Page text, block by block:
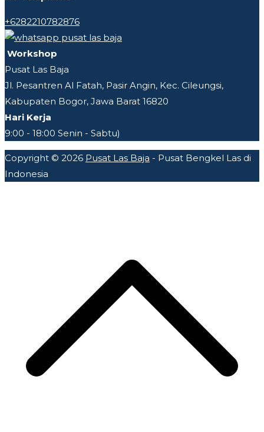
+6282210782876
Workshop
Pusat Las Baja
Jl. Pesantren Al Fatah, Pasir Angin, Kec. Cileungsi,
Kabupaten Bogor, Jawa Barat 16820
Hari Kerja
9:00 - 18:00 Senin - Sabtu)
Copyright © 2026 Pusat Las Baja - Pusat Bengkel Las di
Indonesia